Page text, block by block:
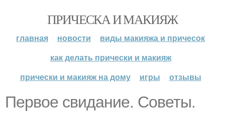
ПРИЧЕСКА И МАКИЯЖ
главная новости
виды макияжа и причесок
как делать прически и макияж
прически и макияж на дому
игры отзывы
Первое свидание. Советы.